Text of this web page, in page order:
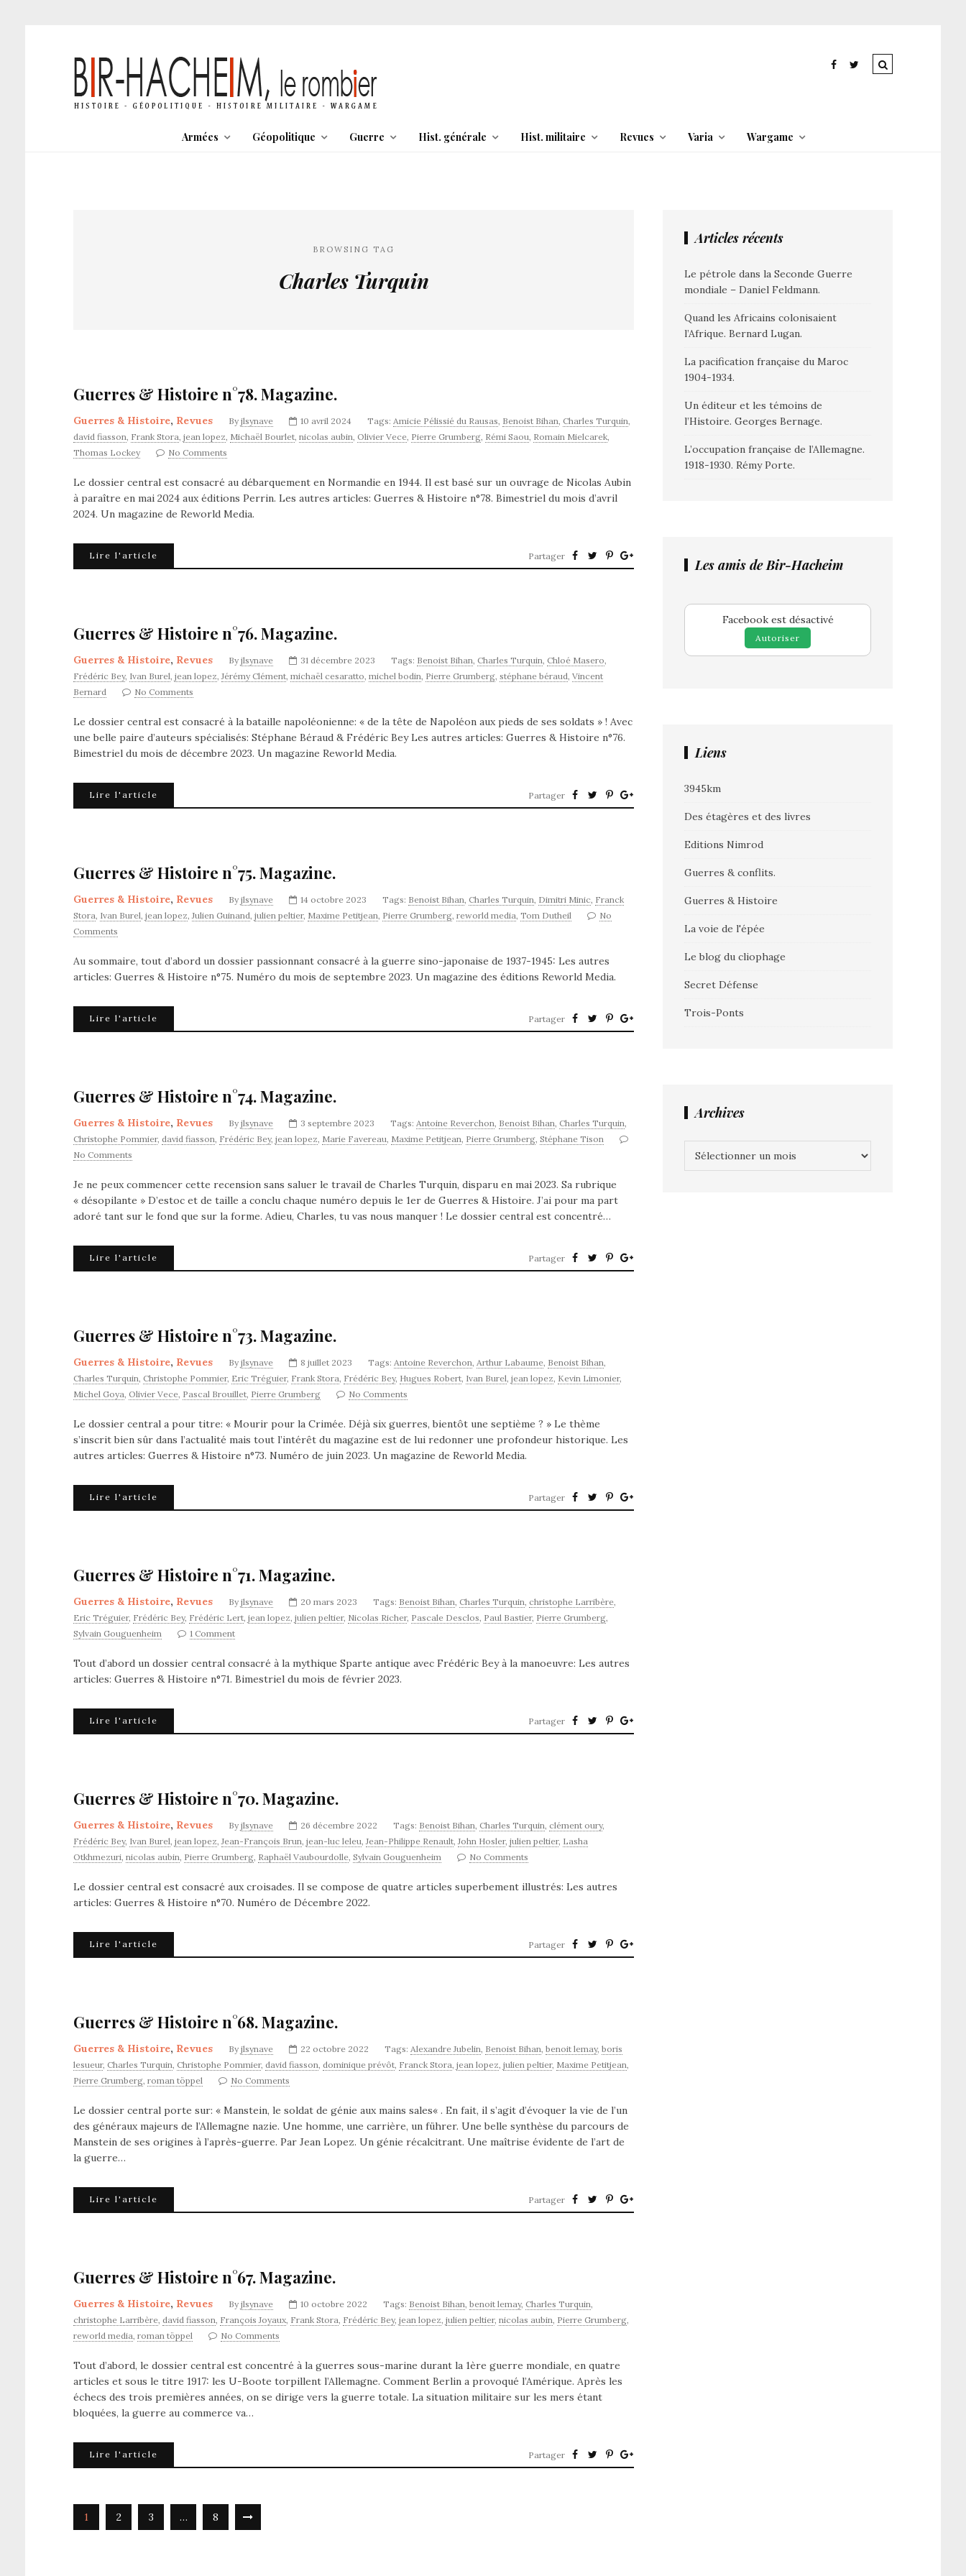
Armées Géopolitique Guerre Hist. générale Hist. militaire Revues Varia Wargame
BROWSING TAG
Charles Turquin
Guerres & Histoire n°78. Magazine.
Guerres & Histoire, Revues By jlsynave 10 avril 2024 Tags: Amicie Pélissié du Rausas, Benoist Bihan, Charles Turquin,
david fiasson, Frank Stora, jean lopez, Michaël Bourlet, nicolas aubin, Olivier Vece, Pierre Grumberg, Rémi Saou, Romain Mielcarek,
Thomas Lockey
No Comments
Le dossier central est consacré au débarquement en Normandie en 1944. Il est basé sur un ouvrage de Nicolas Aubin
à paraître en mai 2024 aux éditions Perrin. Les autres articles: Guerres & Histoire n°78. Bimestriel du mois d’avril
2024. Un magazine de Reworld Media.
Lire l'article Partager
Guerres & Histoire n°76. Magazine.
Guerres & Histoire, Revues By jlsynave 31 décembre 2023 Tags: Benoist Bihan, Charles Turquin, Chloé Masero,
Frédéric Bey, Ivan Burel, jean lopez,Jérémy Clément, michaël cesaratto, michel bodin, Pierre Grumberg, stéphane béraud, Vincent
Bernard
No Comments
Le dossier central est consacré à la bataille napoléonienne: « de la tête de Napoléon aux pieds de ses soldats » ! Avec
une belle paire d’auteurs spécialisés: Stéphane Béraud & Frédéric Bey Les autres articles: Guerres & Histoire n°76.
Bimestriel du mois de décembre 2023. Un magazine Reworld Media.
Lire l'article Partager
Guerres & Histoire n°75. Magazine.
Guerres & Histoire, Revues By jlsynave 14 octobre 2023 Tags: Benoist Bihan, Charles Turquin, Dimitri Minic, Franck
Stora, Ivan Burel, jean lopez,Julien Guinand, julien peltier, Maxime Petitjean, Pierre Grumberg, reworld media, Tom Dutheil
No
Comments
Au sommaire, tout d’abord un dossier passionnant consacré à la guerre sino-japonaise de 1937-1945: Les autres
articles: Guerres & Histoire n°75. Numéro du mois de septembre 2023. Un magazine des éditions Reworld Media.
Lire l'article Partager
Guerres & Histoire n°74. Magazine.
Guerres & Histoire, Revues By jlsynave 3 septembre 2023 Tags: Antoine Reverchon, Benoist Bihan, Charles Turquin,
Christophe Pommier, david fiasson, Frédéric Bey, jean lopez, Marie Favereau, Maxime Petitjean, Pierre Grumberg, Stéphane Tison
No Comments
Je ne peux commencer cette recension sans saluer le travail de Charles Turquin, disparu en mai 2023. Sa rubrique
« désopilante » D’estoc et de taille a conclu chaque numéro depuis le 1er de Guerres & Histoire. J’ai pour ma part
adoré tant sur le fond que sur la forme. Adieu, Charles, tu vas nous manquer ! Le dossier central est concentré…
Lire l'article Partager
Guerres & Histoire n°73. Magazine.
Guerres & Histoire, Revues By jlsynave 8 juillet 2023 Tags: Antoine Reverchon, Arthur Labaume, Benoist Bihan,
Charles Turquin, Christophe Pommier, Eric Tréguier, Frank Stora, Frédéric Bey, Hugues Robert, Ivan Burel, jean lopez, Kevin Limonier,
Michel Goya, Olivier Vece, Pascal Brouillet, Pierre Grumberg No Comments
Le dossier central a pour titre: « Mourir pour la Crimée. Déjà six guerres, bientôt une septième ? » Le thème
s’inscrit bien sûr dans l’actualité mais tout l’intérêt du magazine est de lui redonner une profondeur historique. Les
autres articles: Guerres & Histoire n°73. Numéro de juin 2023. Un magazine de Reworld Media.
Lire l'article Partager
Guerres & Histoire n°71. Magazine.
Guerres & Histoire, Revues By jlsynave 20 mars 2023 Tags: Benoist Bihan, Charles Turquin, christophe Larribère,
Eric Tréguier, Frédéric Bey, Frédéric Lert, jean lopez, julien peltier, Nicolas Richer, Pascale Desclos, Paul Bastier, Pierre Grumberg,
Sylvain Gouguenheim
1 Comment
Tout d’abord un dossier central consacré à la mythique Sparte antique avec Frédéric Bey à la manoeuvre: Les autres
articles: Guerres & Histoire n°71. Bimestriel du mois de février 2023.
Lire l'article Partager
Guerres & Histoire n°70. Magazine.
Guerres & Histoire, Revues By jlsynave 26 décembre 2022 Tags: Benoist Bihan, Charles Turquin, clément oury,
Frédéric Bey, Ivan Burel, jean lopez,Jean-François Brun, jean-luc leleu,Jean-Philippe Renault,John Hosler, julien peltier, Lasha
Otkhmezuri, nicolas aubin, Pierre Grumberg, Raphaël Vaubourdolle, Sylvain Gouguenheim No Comments
Le dossier central est consacré aux croisades. Il se compose de quatre articles superbement illustrés: Les autres
articles: Guerres & Histoire n°70. Numéro de Décembre 2022.
Lire l'article Partager
Guerres & Histoire n°68. Magazine.
Guerres & Histoire, Revues By jlsynave 22 octobre 2022 Tags: Alexandre Jubelin, Benoist Bihan, benoit lemay, boris
lesueur, Charles Turquin, Christophe Pommier, david fiasson, dominique prévôt, Franck Stora, jean lopez, julien peltier, Maxime Petitjean,
Pierre Grumberg, roman töppel No Comments
Le dossier central porte sur: « Manstein, le soldat de génie aux mains sales« . En fait, il s’agit d’évoquer la vie de l’un
des généraux majeurs de l’Allemagne nazie. Une homme, une carrière, un führer. Une belle synthèse du parcours de
Manstein de ses origines à l’après-guerre. Par Jean Lopez. Un génie récalcitrant. Une maîtrise évidente de l’art de
la guerre…
Lire l'article Partager
Guerres & Histoire n°67. Magazine.
Guerres & Histoire, Revues By jlsynave 10 octobre 2022 Tags: Benoist Bihan, benoit lemay, Charles Turquin,
christophe Larribère, david fiasson, François Joyaux, Frank Stora, Frédéric Bey, jean lopez, julien peltier, nicolas aubin, Pierre Grumberg,
reworld media, roman töppel No Comments
Tout d’abord, le dossier central est concentré à la guerres sous-marine durant la 1ère guerre mondiale, en quatre
articles et sous le titre 1917: les U-Boote torpillent l’Allemagne. Comment Berlin a provoqué l’Amérique. Après les
échecs des trois premières années, on se dirige vers la guerre totale. La situation militaire sur les mers étant
bloquées, la guerre au commerce va…
Lire l'article Partager
1 2 3 … 8
Articles récents
Le pétrole dans la Seconde Guerre
mondiale – Daniel Feldmann.
Quand les Africains colonisaient
l’Afrique. Bernard Lugan.
La pacification française du Maroc
1904-1934.
Un éditeur et les témoins de
l’Histoire. Georges Bernage.
L’occupation française de l’Allemagne.
1918-1930. Rémy Porte.
Les amis de Bir-Hacheim
Facebook est désactivé
Autoriser
Liens
3945km
Des étagères et des livres
Editions Nimrod
Guerres & conflits.
Guerres & Histoire
La voie de l'épée
Le blog du cliophage
Secret Défense
Trois-Ponts
Archives